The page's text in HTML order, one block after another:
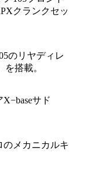
クランクセッ
のリヤディレ
搭載。
サド
メカニカルキ